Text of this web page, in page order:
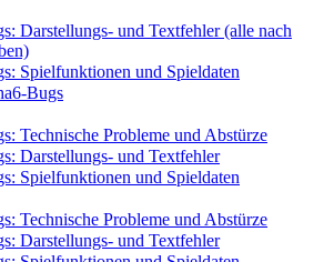
Darstellungs- und Textfehler (alle nach
Spielfunktionen und Spieldaten
Bugs
Technische Probleme und Abstürze
Darstellungs- und Textfehler
Spielfunktionen und Spieldaten
Technische Probleme und Abstürze
Darstellungs- und Textfehler